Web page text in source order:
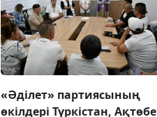
«Әділет» партиясының
өкілдері Түркістан, Ақтөбе